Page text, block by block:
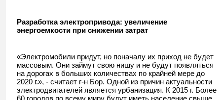
Разработка электропривода: увеличение
энергоемкости при снижении затрат
«Электромобили придут, но поначалу их приход не будет
массовым. Они займут свою нишу и не будут появляться
на дорогах в больших количествах по крайней мере до
2020 г.», - считает г-н Бор. Одной из причин актуальности
электродвигателей является урбанизация. К 2015 г. Более
60 городов по всему миру будут иметь население свыше